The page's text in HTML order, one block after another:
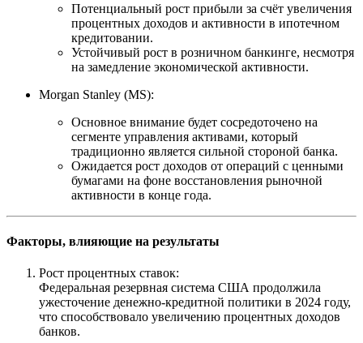
Потенциальный рост прибыли за счёт увеличения
процентных доходов и активности в ипотечном
кредитовании.
Устойчивый рост в розничном банкинге, несмотря
на замедление экономической активности.
Morgan Stanley (MS):
Основное внимание будет сосредоточено на
сегменте управления активами, который
традиционно является сильной стороной банка.
Ожидается рост доходов от операций с ценными
бумагами на фоне восстановления рыночной
активности в конце года.
Факторы, влияющие на результаты
Рост процентных ставок:
Федеральная резервная система США продолжила
ужесточение денежно-кредитной политики в 2024 году,
что способствовало увеличению процентных доходов
банков.